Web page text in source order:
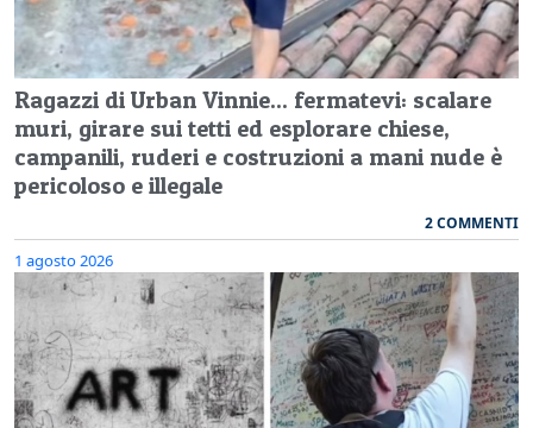
Ragazzi di Urban Vinnie... fermatevi: scalare
muri, girare sui tetti ed esplorare chiese,
campanili, ruderi e costruzioni a mani nude è
pericoloso e illegale
2 COMMENTI
1 agosto 2026